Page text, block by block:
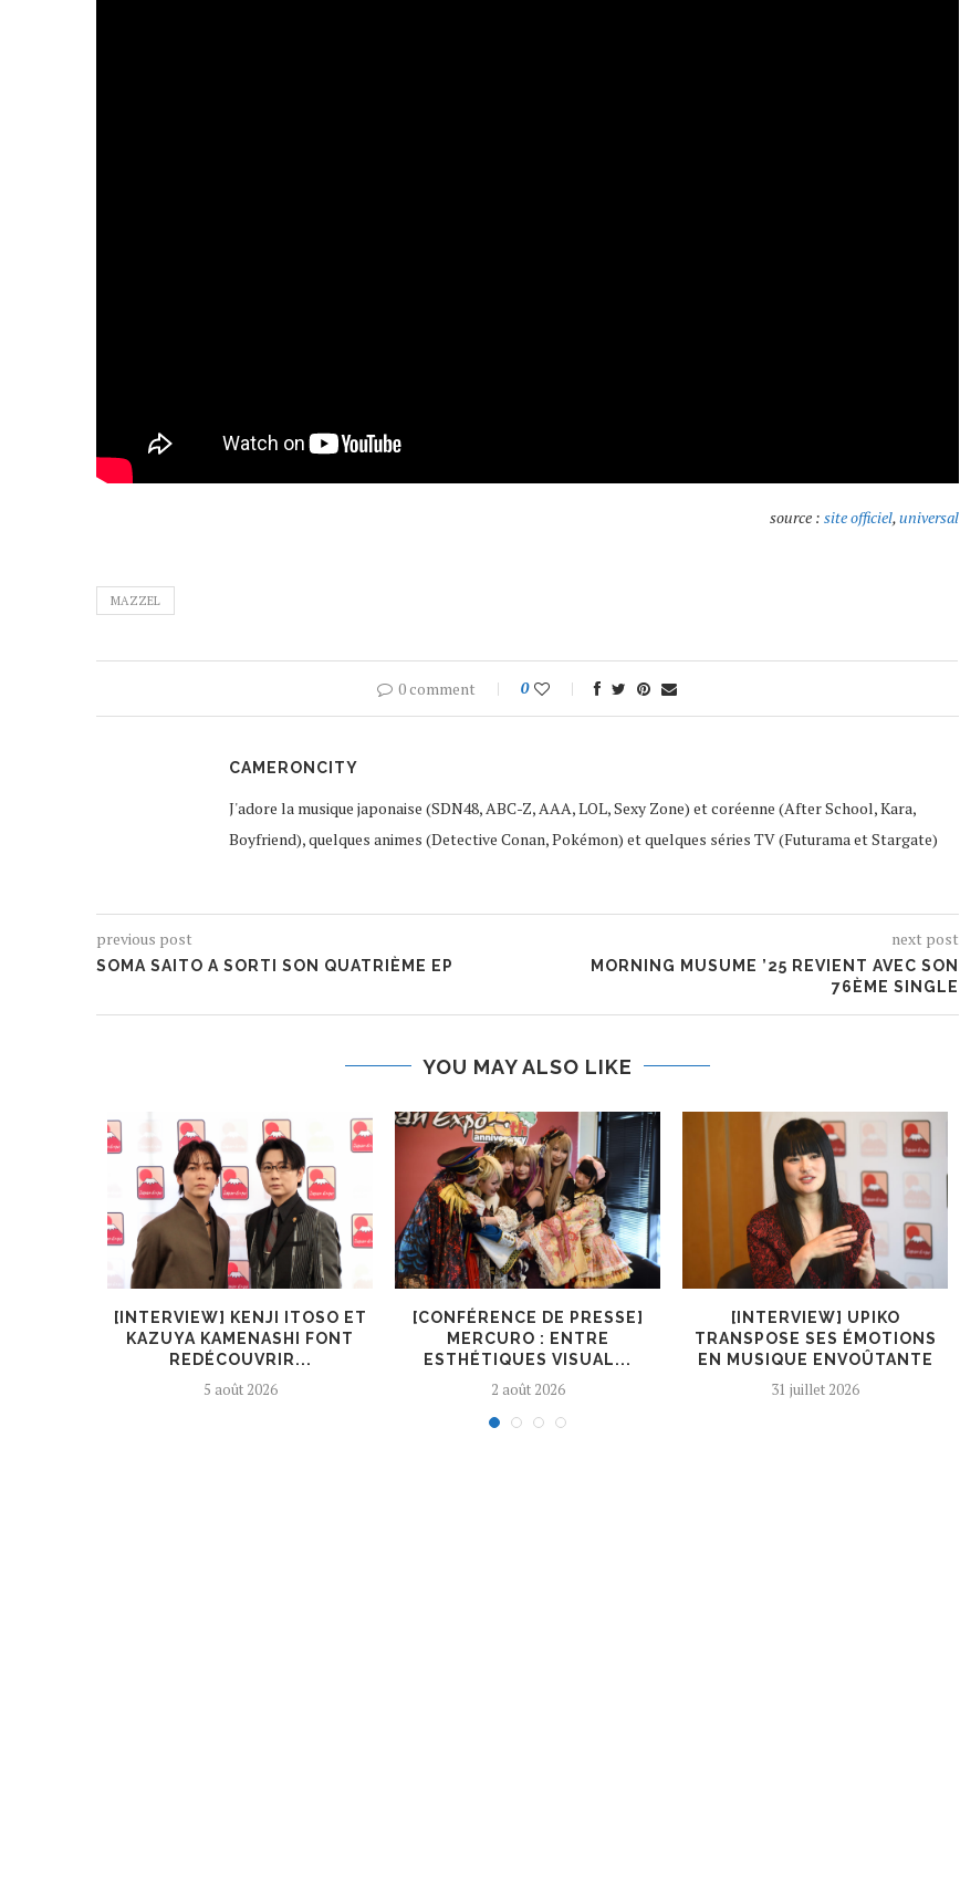
source : site officiel,universal
MAZZEL
0 comment 0
CAMERONCITY
J'adore la musique japonaise (SDN48, ABC-Z, AAA, LOL, Sexy Zone) et coréenne (After School, Kara,
Boyfriend), quelques animes (Detective Conan, Pokémon) et quelques séries TV (Futurama et Stargate)
previous post
SOMA SAITO A SORTI SON QUATRIÈME EP
next post
MORNING MUSUME ’25 REVIENT AVEC SON
76ÈME SINGLE
YOU MAY ALSO LIKE
[INTERVIEW] KENJI ITOSO ET
KAZUYA KAMENASHI FONT
REDÉCOUVRIR...
5 août 2026
[CONFÉRENCE DE PRESSE]
MERCURO : ENTRE
ESTHÉTIQUES VISUAL...
2 août 2026
[INTERVIEW] UPIKO
TRANSPOSE SES ÉMOTIONS
EN MUSIQUE ENVOÛTANTE
31 juillet 2026